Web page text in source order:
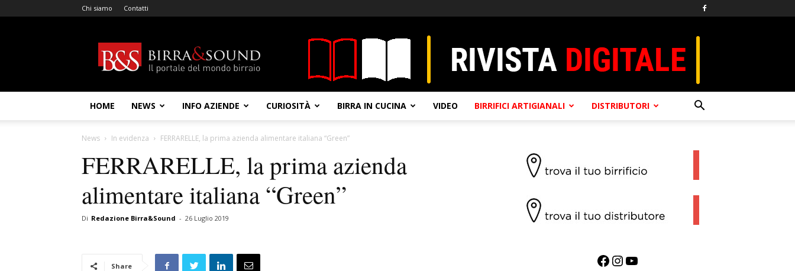
Chi siamo Contatti
&
Sound
HOME NEWS INFO AZIENDE CURIOSITÀ BIRRA IN CUCINA VIDEO BIRRIFICI ARTIGIANALI DISTRIBUTORI
News In evidenza FERRARELLE, la prima azienda alimentare italiana “Green”
FERRARELLE, la prima azienda
alimentare italiana “Green”
Di Redazione Birra&Sound - 26 Luglio 2019
Share Facebook InstagramYouTube